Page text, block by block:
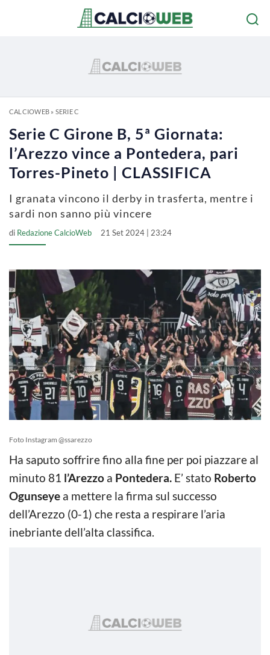
CALCIOWEB» SERIE C
Serie C Girone B, 5ª Giornata:
l’Arezzo vince a Pontedera, pari
Torres-Pineto | CLASSIFICA
I granata vincono il derby in trasferta, mentre i
sardi non sanno più vincere
di Redazione CalcioWeb 21 Set 2024 | 23:24
Foto Instagram @ssarezzo
Ha saputo soffrire fino alla fine per poi piazzare al
minuto 81 l’Arezzo a Pontedera. E’ stato Roberto
Ogunseye a mettere la firma sul successo
dell’Arezzo (0-1) che resta a respirare l’aria
inebriante dell’alta classifica.